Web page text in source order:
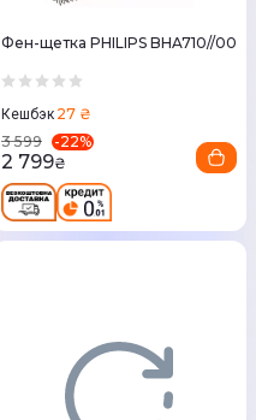
Фен-щетка PHILIPS BHA710//00
Кешбэк 27 ₴
3 599
-22%
2 799₴